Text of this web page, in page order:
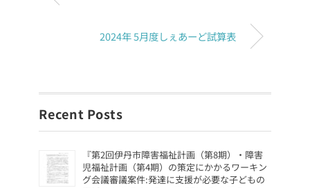
2024年 5月度しぇあーど試算表
Recent Posts
『第2回伊丹市障害福祉計画（第8期）・障害
児福祉計画（第4期）の策定にかかるワーキン
グ会議審議案件:発達に支援が必要な子どもの